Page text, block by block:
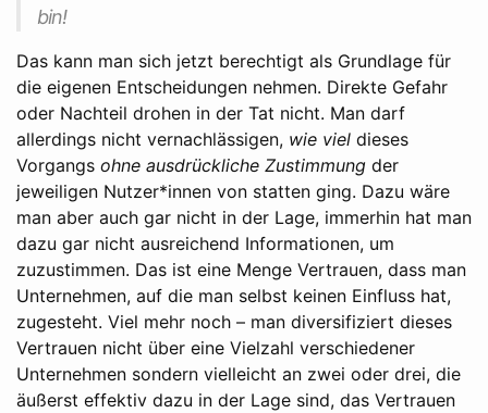
bin!
Das kann man sich jetzt berechtigt als Grundlage für
die eigenen Entscheidungen nehmen. Direkte Gefahr
oder Nachteil drohen in der Tat nicht. Man darf
allerdings nicht vernachlässigen, wie viel dieses
Vorgangs ohne ausdrückliche Zustimmung der
jeweiligen Nutzer*innen von statten ging. Dazu wäre
man aber auch gar nicht in der Lage, immerhin hat man
dazu gar nicht ausreichend Informationen, um
zuzustimmen. Das ist eine Menge Vertrauen, dass man
Unternehmen, auf die man selbst keinen Einfluss hat,
zugesteht. Viel mehr noch – man diversifiziert dieses
Vertrauen nicht über eine Vielzahl verschiedener
Unternehmen sondern vielleicht an zwei oder drei, die
äußerst effektiv dazu in der Lage sind, das Vertrauen